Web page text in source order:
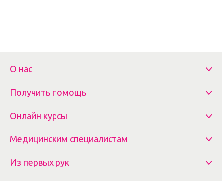
О нас
Получить помощь
Онлайн курсы
Медицинским специалистам
Из первых рук